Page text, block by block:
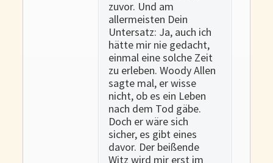
zuvor. Und am
allermeisten Dein
Untersatz: Ja, auch ich
hätte mir nie gedacht,
einmal eine solche Zeit
zu erleben. Woody Allen
sagte mal, er wisse
nicht, ob es ein Leben
nach dem Tod gäbe.
Doch er wäre sich
sicher, es gibt eines
davor. Der beißende
Witz wird mir erst im